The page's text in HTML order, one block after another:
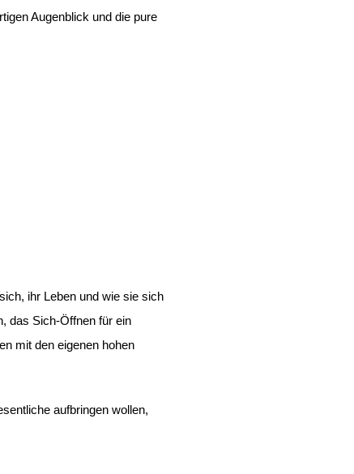
Augenblick und die pure
ihr Leben und wie sie sich
das Sich-Öffnen für ein
mit den eigenen hohen
aufbringen wollen,